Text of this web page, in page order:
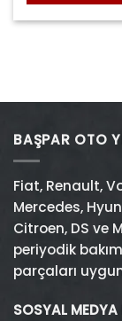
BAŞPAR OTO
Fiat, Renault,
Mercedes,
Citroen, DS ve
periyodik
parçaları
SOSYAL MEDYA